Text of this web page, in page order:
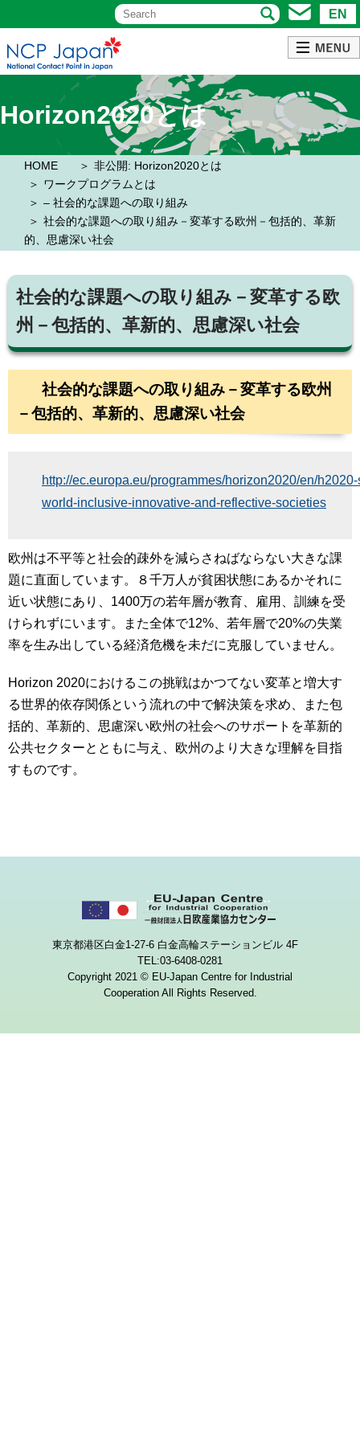
EN
Horizon2020とは
HOME
非公開: Horizon2020とは
ワークプログラムとは
– 社会的な課題への取り組み
社会的な課題への取り組み－変革する欧州－包括的、革新
的、思慮深い社会
社会的な課題への取り組み－変革する欧
州－包括的、革新的、思慮深い社会
社会的な課題への取り組み－変革する欧州
－包括的、革新的、思慮深い社会
http://ec.europa.eu/programmes/horizon2020/en/
world-inclusive-innovative-and-reflective-societies
欧州は不平等と社会的疎外を減らさねばならない大きな課
題に直面しています。８千万人が貧困状態にあるかそれに
近い状態にあり、1400万の若年層が教育、雇用、訓練を受
けられずにいます。また全体で12%、若年層で20%の失業
率を生み出している経済危機を未だに克服していません。
Horizon 2020におけるこの挑戦はかつてない変革と増大す
る世界的依存関係という流れの中で解決策を求め、また包
括的、革新的、思慮深い欧州の社会へのサポートを革新的
公共セクターとともに与え、欧州のより大きな理解を目指
すものです。
東京都港区白金1-27-6 白金高輪ステーションビル 4F
TEL:03-6408-0281
Copyright 2021 © EU-Japan Centre for Industrial
Cooperation All Rights Reserved.